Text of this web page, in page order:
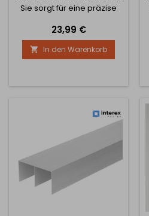
Sie sorgt für eine präzise
und gewährleistet dank der
robusten Konstruktion
langfristige Stabilität und
Zuverlässigkeit des
Technische Parameter:
Profilbreite: 75 mm
Preis
23,99 €
 In den Warenkorb